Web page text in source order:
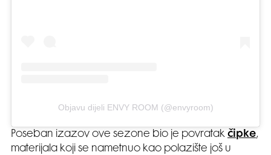
Objavu dijeli ENVY ROOM (@envyroom)
Poseban izazov ove sezone bio je povratak čipke,
materijala koji se nametnuo kao polazište još u